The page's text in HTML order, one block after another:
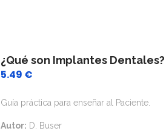
¿Qué son Implantes Dentales?
5.49 €
Guía práctica para enseñar al Paciente.
Autor: D. Buser